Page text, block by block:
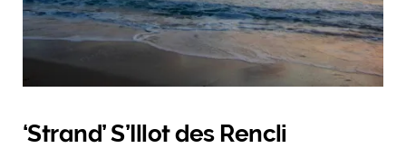
‘Strand’ S’Illot des Rencli